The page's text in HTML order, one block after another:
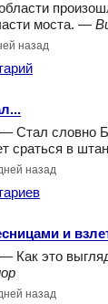
моста. —
назад
— Стал словно
сраться в
назад
и
— Как это
назад